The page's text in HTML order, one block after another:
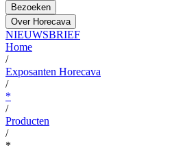
Bezoeken
Over Horecava
NIEUWSBRIEF
Home
/
Exposanten Horecava
/
*
/
Producten
/
*